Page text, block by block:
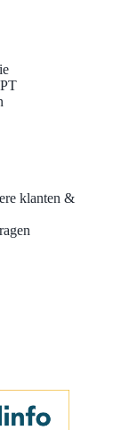
klanten &